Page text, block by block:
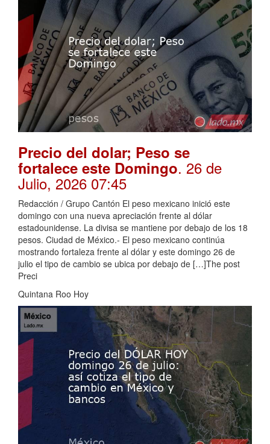
Precio del dolar; Peso se
fortalece este Domingo. 26 de
Julio, 2026 07:45
Redacción / Grupo Cantón El peso mexicano inició este
domingo con una nueva apreciación frente al dólar
estadounidense. La divisa se mantiene por debajo de los 18
pesos. Ciudad de México.- El peso mexicano continúa
mostrando fortaleza frente al dólar y este domingo 26 de
julio el tipo de cambio se ubica por debajo de […]The post
Preci
Quintana Roo Hoy